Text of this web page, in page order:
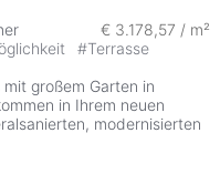
€ 3.178,57 / m²
#Terrasse
großem Garten in
in Ihrem neuen
modernisierten